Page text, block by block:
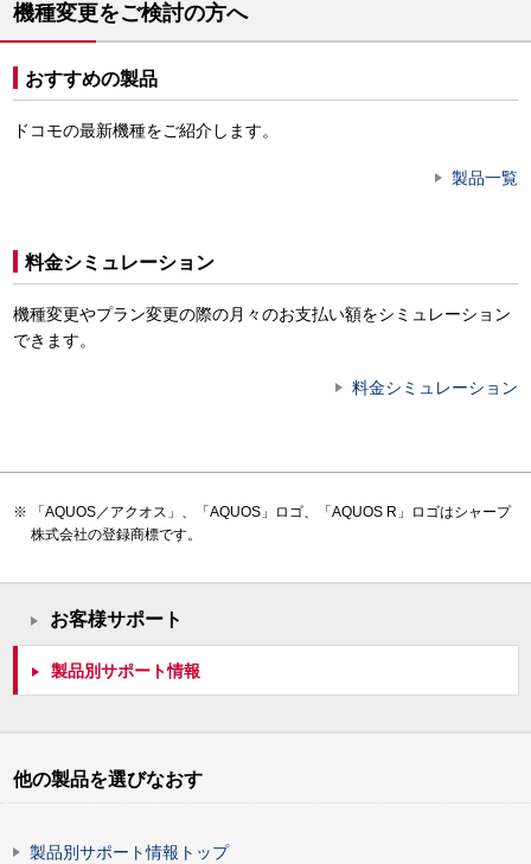
機種変更をご検討の方へ
おすすめの製品
ドコモの最新機種をご紹介します。
製品一覧
料金シミュレーション
機種変更やプラン変更の際の月々のお支払い額をシミュレーション
できます。
料金シミュレーション
「AQUOS／アクオス」、「AQUOS」ロゴ、「AQUOS R」ロゴはシャープ
株式会社の登録商標です。
お客様サポート
製品別サポート情報
他の製品を選びなおす
製品別サポート情報トップ